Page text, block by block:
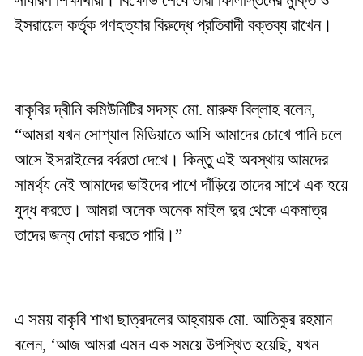
ইসরায়েল কর্তৃক গণহত্যার বিরুদ্ধে প্রতিবাদী বক্তব্য রাখেন।
বাকৃবির দ্বীনি কমিউনিটির সদস্য মো. মারুফ বিল্লাহ বলেন,
“আমরা যখন সোশ্যাল মিডিয়াতে আসি আমাদের চোখে পানি চলে
আসে ইসরাইলের বর্বরতা দেখে। কিন্তু এই অবস্থায় আমদের
সামর্থ্য নেই আমাদের ভাইদের পাশে দাঁড়িয়ে তাদের সাথে এক হয়ে
যুদ্ধ করতে। আমরা অনেক অনেক মাইল দুর থেকে একমাত্র
তাদের জন্য দোয়া করতে পারি।”
এ সময় বাকৃবি শাখা ছাত্রদলের আহ্বায়ক মো. আতিকুর রহমান
বলেন, ‘আজ আমরা এমন এক সময়ে উপস্থিত হয়েছি, যখন